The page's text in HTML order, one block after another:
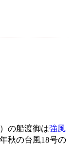
の船渡御は強風
秋の台風18号の